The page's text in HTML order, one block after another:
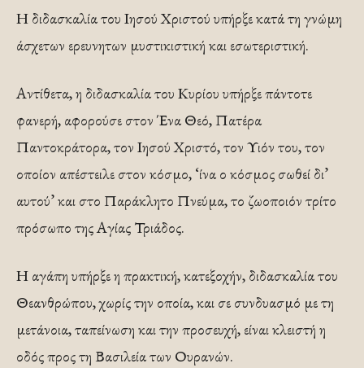
Η διδασκαλία του Ιησού Χριστού υπήρξε κατά τη γνώμη
άσχετων ερευνητων μυστικιστική και εσωτεριστική.
Αντίθετα, η διδασκαλία του Κυρίου υπήρξε πάντοτε
φανερή, αφορούσε στον Ένα Θεό, Πατέρα
Παντοκράτορα, τον Ιησού Χριστό, τον Υιόν του, τον
οποίον απέστειλε στον κόσμο, ‘ίνα ο κόσμος σωθεί δι’
αυτού’ και στο Παράκλητο Πνεύμα, το ζωοποιόν τρίτο
πρόσωπο της Αγίας Τριάδος.
Η αγάπη υπήρξε η πρακτική, κατεξοχήν, διδασκαλία του
Θεανθρώπου, χωρίς την οποία, και σε συνδυασμό με τη
μετάνοια, ταπείνωση και την προσευχή, είναι κλειστή η
οδός προς τη Βασιλεία των Ουρανών.